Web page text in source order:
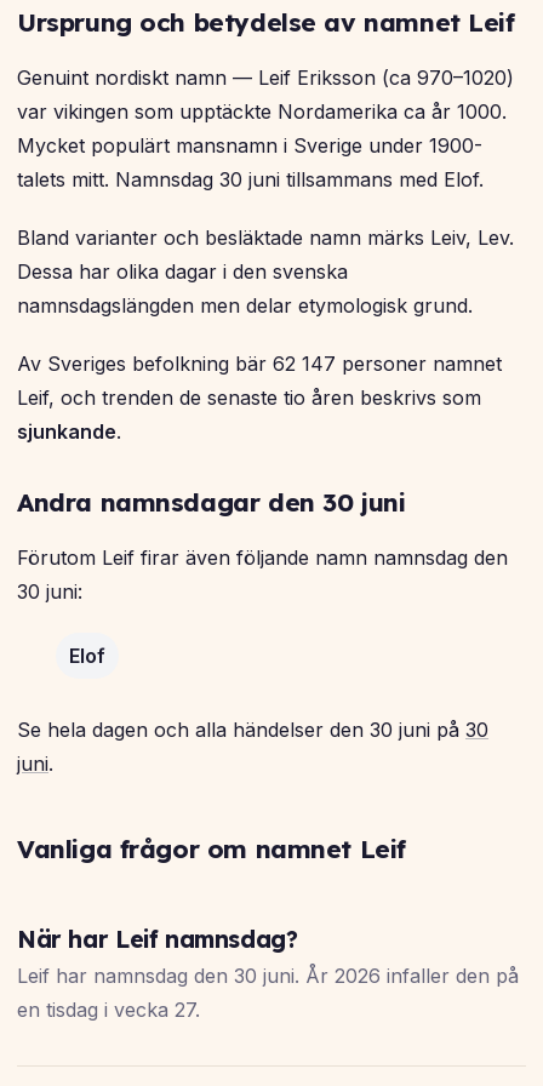
Ursprung och betydelse av namnet Leif
Genuint nordiskt namn — Leif Eriksson (ca 970–1020)
var vikingen som upptäckte Nordamerika ca år 1000.
Mycket populärt mansnamn i Sverige under 1900-
talets mitt. Namnsdag 30 juni tillsammans med Elof.
Bland varianter och besläktade namn märks Leiv, Lev.
Dessa har olika dagar i den svenska
namnsdagslängden men delar etymologisk grund.
Av Sveriges befolkning bär 62 147 personer namnet
Leif, och trenden de senaste tio åren beskrivs som
sjunkande.
Andra namnsdagar den 30 juni
Förutom Leif firar även följande namn namnsdag den
30 juni:
Elof
Se hela dagen och alla händelser den 30 juni på 30
juni.
Vanliga frågor om namnet Leif
När har Leif namnsdag?
Leif har namnsdag den 30 juni. År 2026 infaller den på
en tisdag i vecka 27.